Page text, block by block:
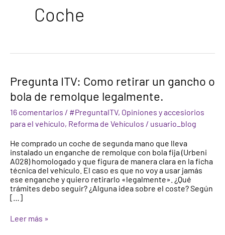
Coche
Pregunta ITV: Como retirar un gancho o
bola de remolque legalmente.
16 comentarios / #PreguntaITV, Opiniones y accesiorios
para el vehículo, Reforma de Vehículos / usuario_blog
He comprado un coche de segunda mano que lleva
instalado un enganche de remolque con bola fija (Urbeni
A028) homologado y que figura de manera clara en la ficha
técnica del vehículo. El caso es que no voy a usar jamás
ese enganche y quiero retirarlo «legalmente». ¿Qué
trámites debo seguir? ¿Alguna idea sobre el coste? Según
[…]
Pregunta
ITV:
Como
un
gancho
o
bola
de
remolque
legalmente.
Leer más »